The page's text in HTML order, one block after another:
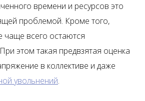
времени и ресурсов это
проблемой. Кроме того,
чаще всего остаются
этом такая предвзятая оценка
в коллективе и даже
увольнений.